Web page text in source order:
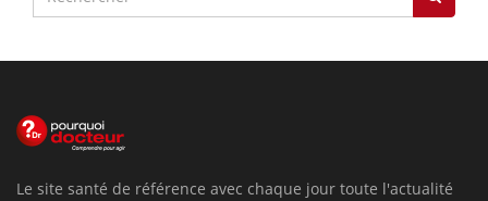
Le site santé de référence avec chaque jour toute l'actualité